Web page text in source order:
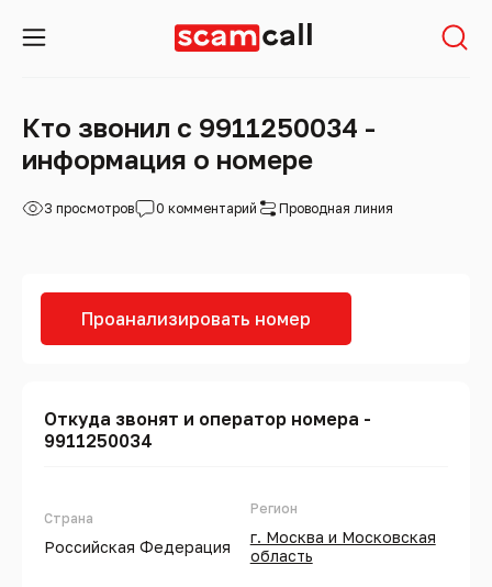
Кто звонил с 9911250034 -
информация о номере
3 просмотров 0 комментарий Проводная линия
Проанализировать номер
Откуда звонят и оператор номера -
9911250034
Страна
Российская Федерация
Регион
г. Москва и Московская
область